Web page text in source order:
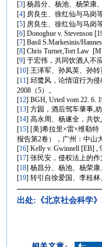
[3] 杨昌分、杨池、杨荣康
[4] 房良生、徐红仙与马岗
[5] 房良生、徐红仙与马岗
[6] Donoghue v. Stevenson
[7] Basil S.Markesinis/
[8] Chris Turner,Tort Law
[9] 于宏伟，共同饮酒人不
[10] 王泽军、孙凤英、孙
[11] 邱鹭风，论情谊行为
2008（5）。
[12] BGH, Urteil vom 22. 6.
[13] 方园，酒后驾车肇事,
[14] 高永周、杨遂全，共
[15] [美]希拉里×雷×维勒特
报告第2卷），广州：中山
[16] Kelly v. Gwinnell [EB] ,
[17] 张民安，侵权法上的作
[18] 杨昌分、杨池、杨荣
[19] 转引自徐爱国、李桂
出处:《北京社会科学》